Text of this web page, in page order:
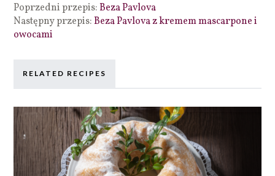
Poprzedni przepis:Beza Pavlova
Następny przepis:Beza Pavlova z kremem mascarpone i
owocami
RELATED RECIPES